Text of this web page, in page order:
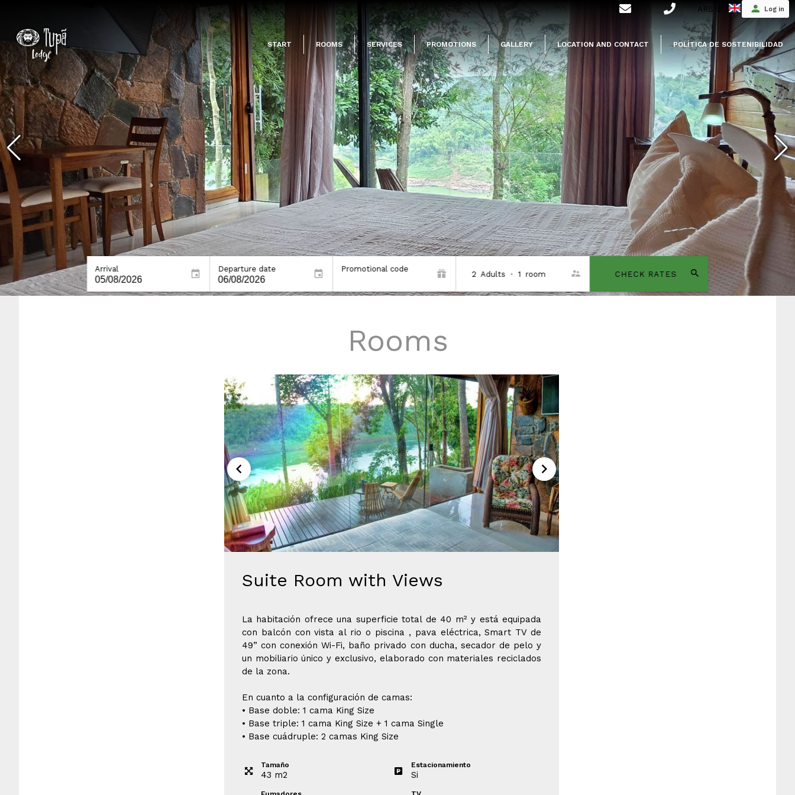
START ROOMS SERVICES PROMOTIONS GALLERY LOCATION AND CONTACT POLÍTICA DE SOSTENIBILIDAD
ARS $ Log in
Arrival Departure date Promotional code
2 Adults • 1 room CHECK RATES
Rooms
Suite Room with Views
La habitación ofrece una superficie total de 40 m² y está equipada
con balcón con vista al rio o piscina , pava eléctrica, Smart TV de
49” con conexión Wi-Fi, baño privado con ducha, secador de pelo y
un mobiliario único y exclusivo, elaborado con materiales reciclados
de la zona.
En cuanto a la configuración de camas:
• Base doble: 1 cama King Size
• Base triple: 1 cama King Size + 1 cama Single
• Base cuádruple: 2 camas King Size
Tamaño
43 m2
Estacionamiento
Si